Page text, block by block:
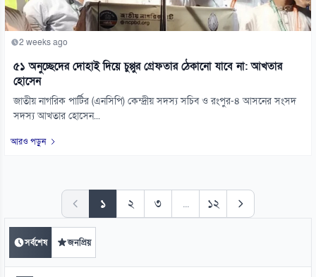
2 weeks ago
৫১ অনুচ্ছেদের দোহাই দিয়ে চুপ্পুর গ্রেফতার ঠেকানো যাবে না: আখতার
হোসেন
জাতীয় নাগরিক পার্টির (এনসিপি) কেন্দ্রীয় সদস্য সচিব ও রংপুর-৪ আসনের সংসদ
সদস্য আখতার হোসেন...
আরও পড়ুন
১ ২ ৩ ... ১২
সর্বশেষ জনপ্রিয়